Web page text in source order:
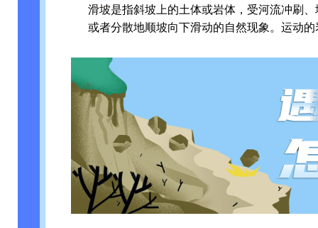
滑坡是指斜坡上的土体或岩体，受河流冲刷
或者分散地顺坡向下滑动的自然现象。运动